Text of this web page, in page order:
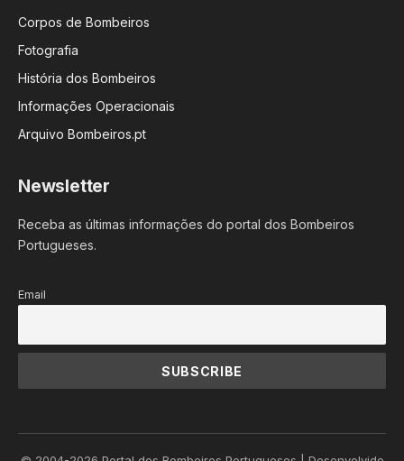
Corpos de Bombeiros
Fotografia
História dos Bombeiros
Informações Operacionais
Arquivo Bombeiros.pt
Newsletter
Receba as últimas informações do portal dos Bombeiros
Portugueses.
Email